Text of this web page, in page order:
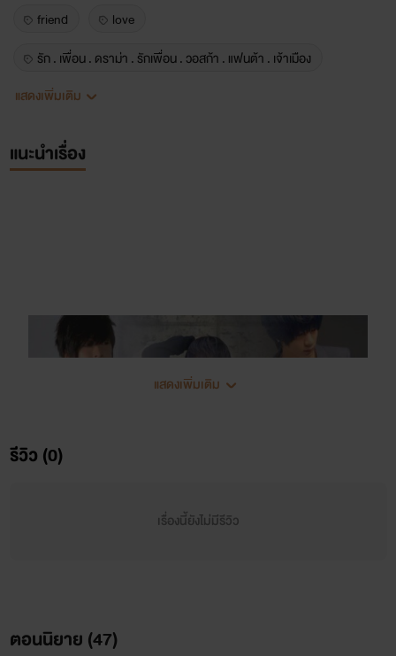
friend
love
รัก . เพื่อน . ดราม่า . รักเพื่อน . วอสก้า . แฟนต้า . เจ้าเมือง
yaoi
แสดงเพิ่มเติม
แนะนำเรื่อง
แสดงเพิ่มเติม
รีวิว (0)
เรื่องนี้ยังไม่มีรีวิว
ตอนนิยาย (47)